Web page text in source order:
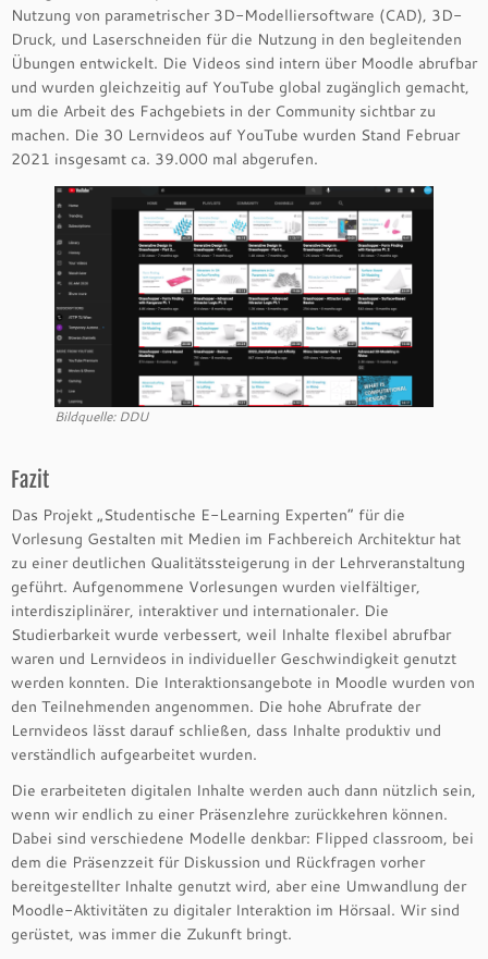
Nutzung von parametrischer 3D-Modelliersoftware (CAD), 3D-
Druck, und Laserschneiden für die Nutzung in den begleitenden
Übungen entwickelt. Die Videos sind intern über Moodle abrufbar
und wurden gleichzeitig auf YouTube global zugänglich gemacht,
um die Arbeit des Fachgebiets in der Community sichtbar zu
machen. Die 30 Lernvideos auf YouTube wurden Stand Februar
2021 insgesamt ca. 39.000 mal abgerufen.
Bildquelle: DDU
Fazit
Das Projekt „Studentische E-Learning Experten“ für die
Vorlesung Gestalten mit Medien im Fachbereich Architektur hat
zu einer deutlichen Qualitätssteigerung in der Lehrveranstaltung
geführt. Aufgenommene Vorlesungen wurden vielfältiger,
interdisziplinärer, interaktiver und internationaler. Die
Studierbarkeit wurde verbessert, weil Inhalte flexibel abrufbar
waren und Lernvideos in individueller Geschwindigkeit genutzt
werden konnten. Die Interaktionsangebote in Moodle wurden von
den Teilnehmenden angenommen. Die hohe Abrufrate der
Lernvideos lässt darauf schließen, dass Inhalte produktiv und
verständlich aufgearbeitet wurden.
Die erarbeiteten digitalen Inhalte werden auch dann nützlich sein,
wenn wir endlich zu einer Präsenzlehre zurückkehren können.
Dabei sind verschiedene Modelle denkbar: Flipped classroom, bei
dem die Präsenzzeit für Diskussion und Rückfragen vorher
bereitgestellter Inhalte genutzt wird, aber eine Umwandlung der
Moodle-Aktivitäten zu digitaler Interaktion im Hörsaal. Wir sind
gerüstet, was immer die Zukunft bringt.